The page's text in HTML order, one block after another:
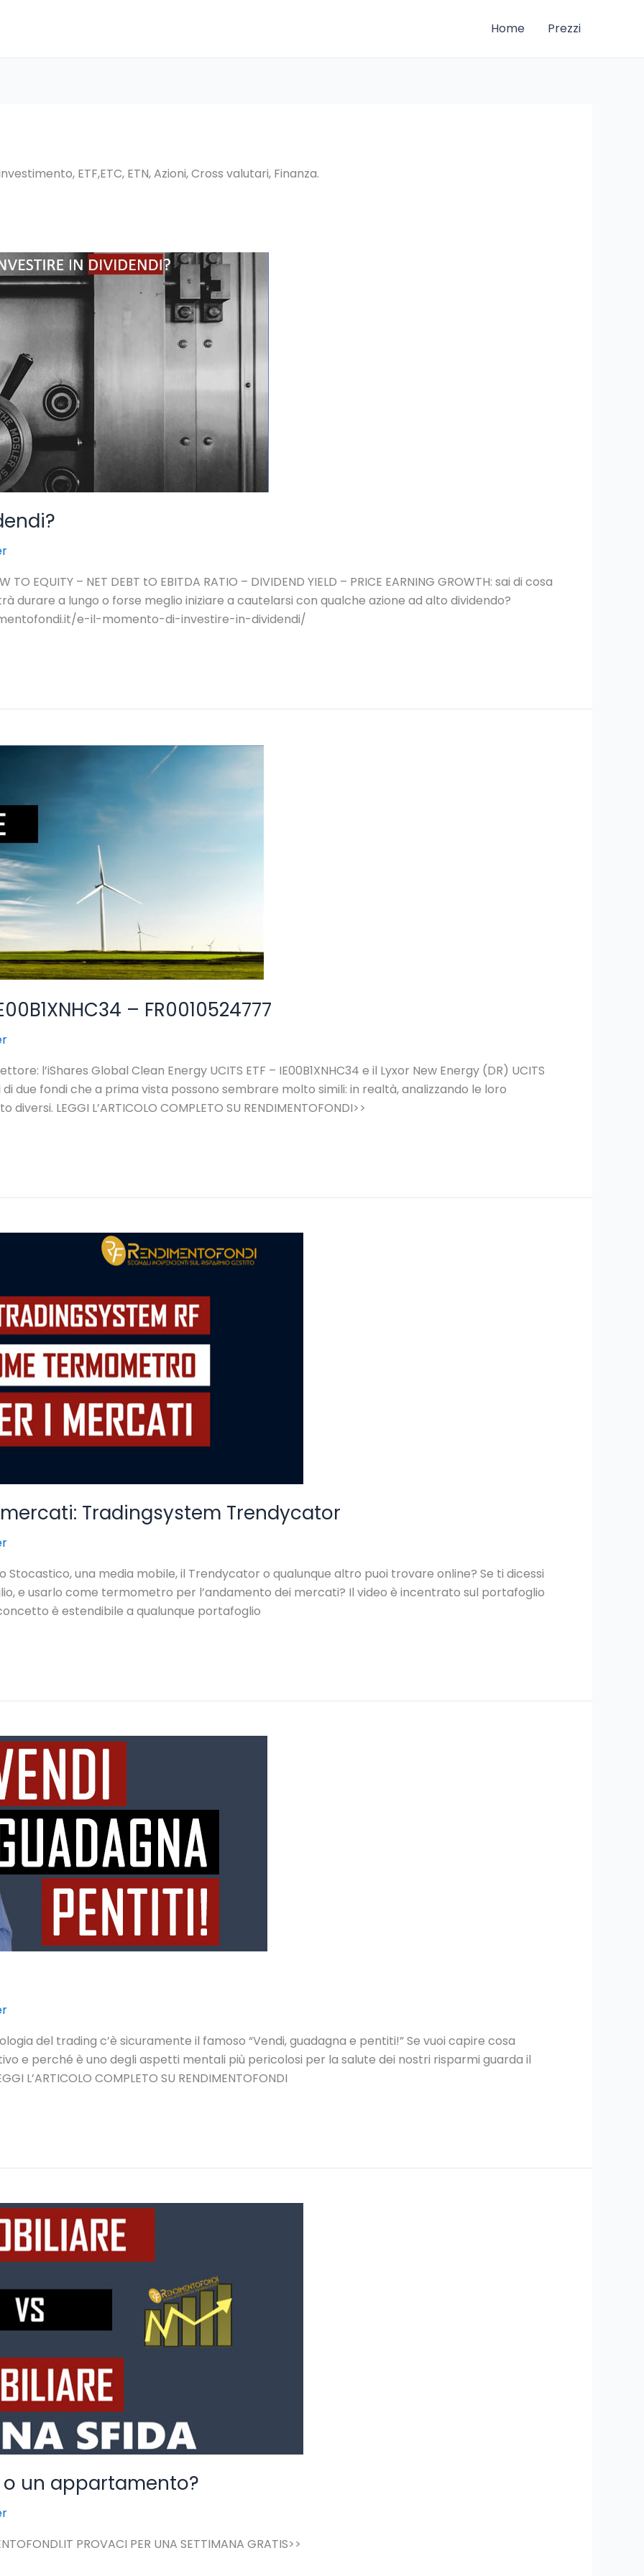
Home Prezzi
ETF,ETC, ETN, Azioni, Cross valutari, Finanza.
TO EQUITY – NET DEBT tO EBITDA RATIO – DIVIDEND YIELD – PRICE EARNING GROWTH: sai di cosa
durare a lungo o forse meglio iniziare a cautelarsi con qualche azione ad alto dividendo?
e-il-momento-di-investire-in-dividendi/
– FR0010524777
l’iShares Global Clean Energy UCITS ETF – IE00B1XNHC34 e il Lyxor New Energy (DR) UCITS
di due fondi che a prima vista possono sembrare molto simili: in realtà, analizzando le loro
LEGGI L’ARTICOLO COMPLETO SU RENDIMENTOFONDI>>
Tradingsystem Trendycator
Stocastico, una media mobile, il Trendycator o qualunque altro puoi trovare online? Se ti dicessi
e usarlo come termometro per l’andamento dei mercati? Il video è incentrato sul portafoglio
è estendibile a qualunque portafoglio
del trading c’è sicuramente il famoso “Vendi, guadagna e pentiti!” Se vuoi capire cosa
e perché è uno degli aspetti mentali più pericolosi per la salute dei nostri risparmi guarda il
L’ARTICOLO COMPLETO SU RENDIMENTOFONDI
un appartamento?
PROVACI PER UNA SETTIMANA GRATIS>>